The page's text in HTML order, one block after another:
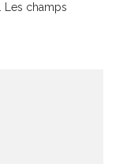
Les champs